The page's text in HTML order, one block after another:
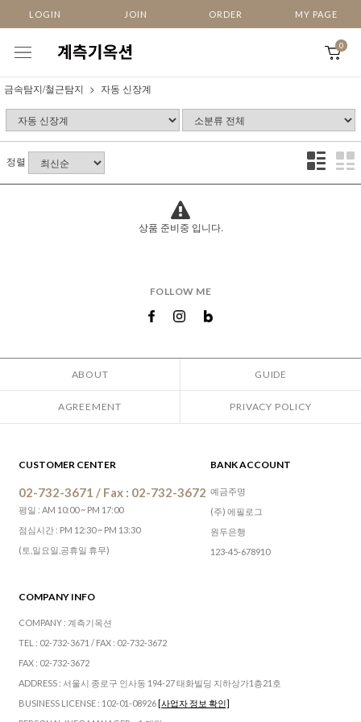
LOGIN JOIN ORDER MY PAGE
0
금속탐지/철근탐지 자동 신장계
정렬
상품 준비중 입니다.
FOLLOW ME
ABOUT GUIDE
AGREEMENT PRIVACY POLICY
CUSTOMER CENTER
02-732-3671 / Fax : 02-732-3672
평일 : AM 10:00 ~ PM 17:00
점심시간 : PM 12:30 ~ PM 13:30
(토,일요일,공휴일 휴무)
BANK ACCOUNT
예금주명
(주) 에필로그
원두은행
123-45-678910
COMPANY INFO
COMPANY : 계측기옥션
TEL : 02-732-3671 / FAX : 02-732-3672
FAX : 02-732-3672
ADDRESS : 서울시 종로구 인사동 194-27 태화빌딩 지하상가1층21호
BUSINESS LICENSE : 102-01-08926[사업자 정보 확인]